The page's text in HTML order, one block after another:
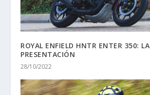
ROYAL ENFIELD HNTR ENTER 350: LA
PRESENTACIÓN
28/10/2022